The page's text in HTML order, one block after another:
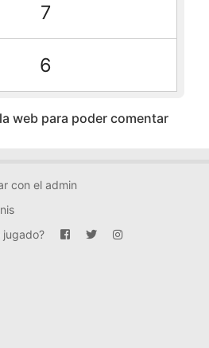
7
6
web para poder comentar
con el admin
jugado?